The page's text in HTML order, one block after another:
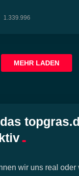
1.339.996
MEHR LADEN
wir uns real oder